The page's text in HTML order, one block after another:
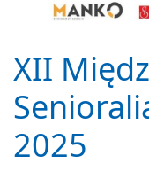
XII
2025